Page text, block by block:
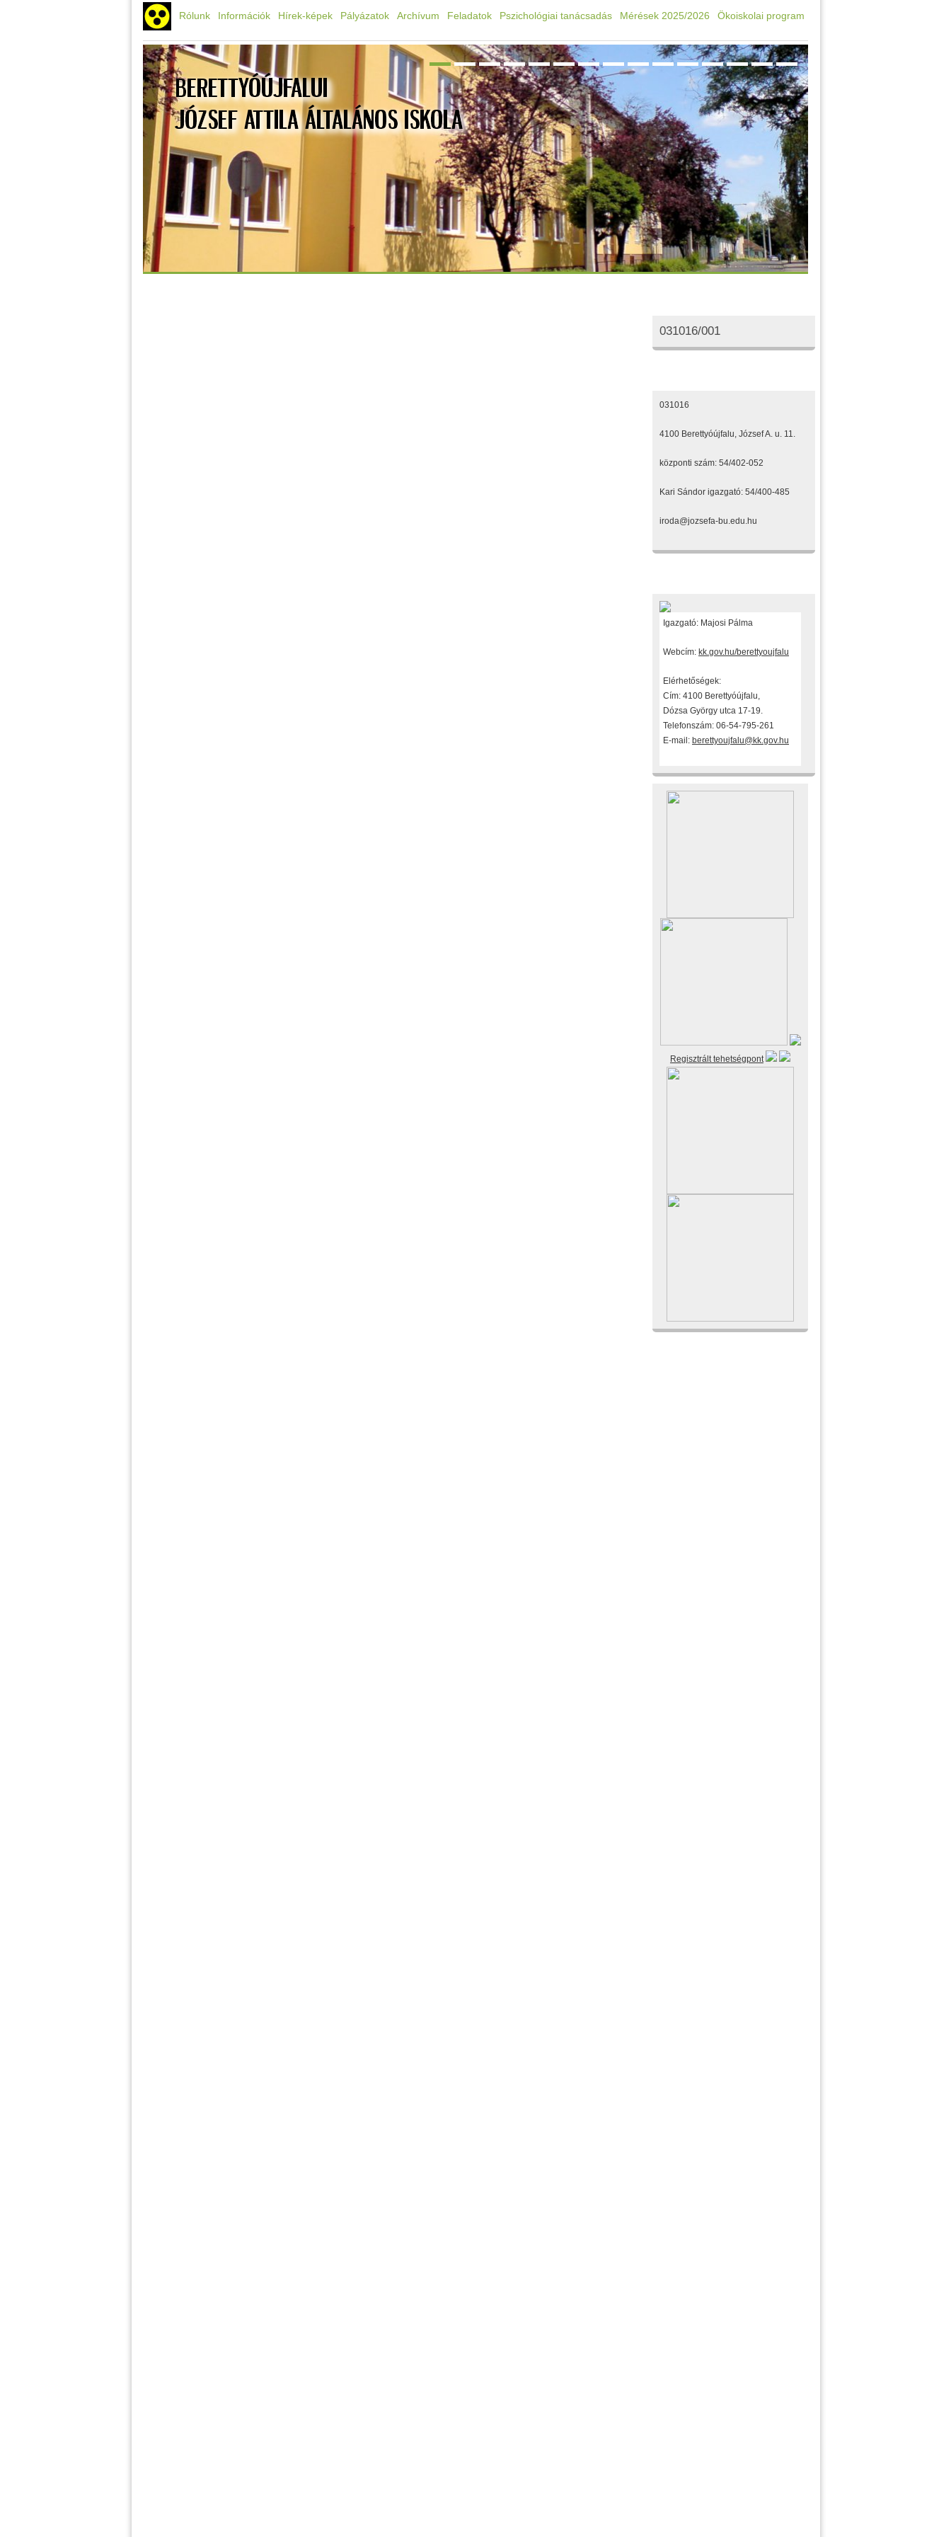
Rólunk Információk Hírek-képek Pályázatok Archívum Feladatok Pszichológiai tanácsadás Mérések 2025/2026 Ökoiskolai program
031016/001
031016
4100 Berettyóújfalu, József A. u. 11.
központi szám: 54/402-052
Kari Sándor igazgató: 54/400-485
iroda@jozsefa-bu.edu.hu
Igazgató: Majosi Pálma
Webcím: kk.gov.hu/berettyoujfalu
Elérhetőségek:
Cím: 4100 Berettyóújfalu,
Dózsa György utca 17-19.
Telefonszám: 06-54-795-261
E-mail: berettyoujfalu@kk.gov.hu
Regisztrált tehetségpont